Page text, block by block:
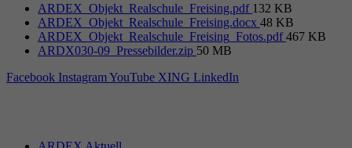
ARDEX_Objekt_Realschule_Freising.pdf 132 KB
ARDEX_Objekt_Realschule_Freising.docx 48 KB
ARDEX_Objekt_Realschule_Freising_Fotos.pdf467 KB
ARDX030-09_Pressebilder.zip 50 MB
Facebook InstagramYouTube XING LinkedIn